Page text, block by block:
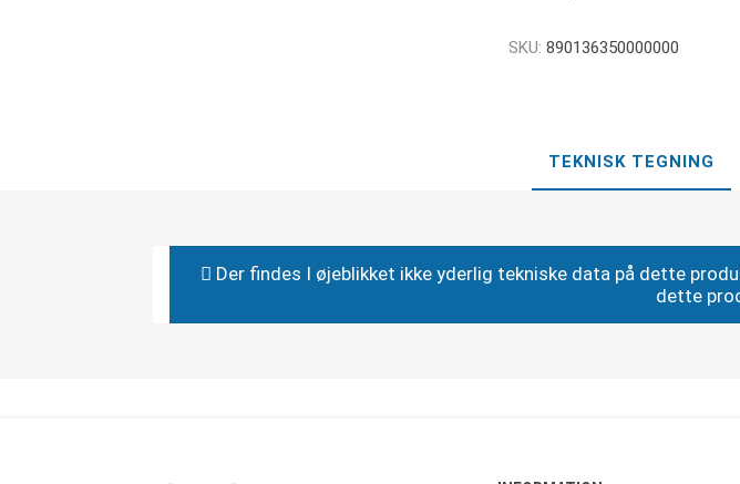
SKU: 890136350000000
TEKNISK TEGNING
Der findes I øjeblikket ikke yderlig tekniske data på dette
dette